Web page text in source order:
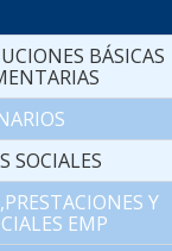
BÁSICAS
SOCIALES
Y
EMP